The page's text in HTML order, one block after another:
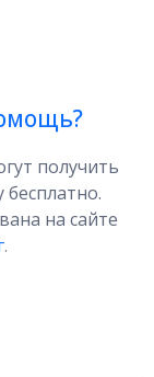
в виде
кадастровой
недвижимости
о
в
получить
на сайте
.